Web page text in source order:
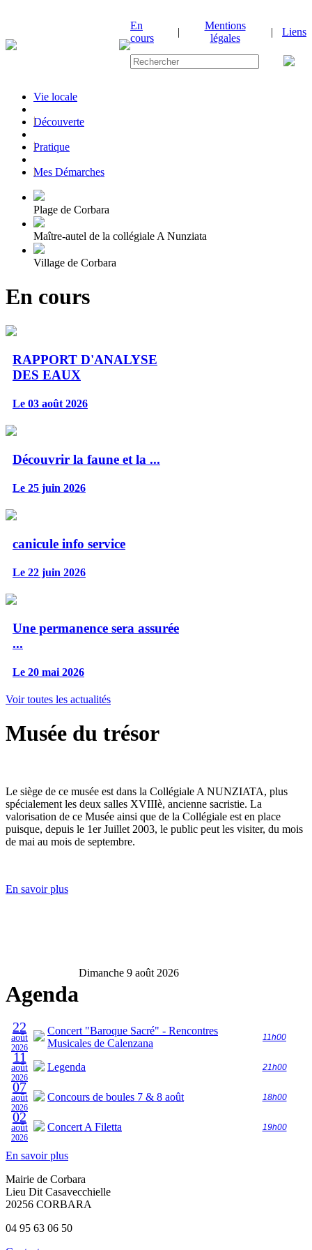
En
cours
|
Mentions
légales
| Liens
Vie locale
|Découverte
|Pratique
|Mes Démarches
Plage de Corbara
Maître-autel de la collégiale A Nunziata
Village de Corbara
En cours
RAPPORT D'ANALYSE
DES EAUX
Le 03 août 2026
Découvrir la faune et la ...
Le 25 juin 2026
canicule info service
Le 22 juin 2026
Une permanence sera assurée
...
Le 20 mai 2026
Voir toutes les actualités
Musée du trésor
Le siège de ce musée est dans la Collégiale A NUNZIATA, plus
spécialement les deux salles XVIIIè, ancienne sacristie. La
valorisation de ce Musée ainsi que de la Collégiale est en place
puisque, depuis le 1er Juillet 2003, le public peut les visiter, du mois
de mai au mois de septembre.
En savoir plus
Agenda
Dimanche 9 août 2026
22
août
2026
Concert "Baroque Sacré" - Rencontres
Musicales de Calenzana
11h00
11
août
2026
Legenda 21h00
07
août
2026
Concours de boules 7 & 8 août 18h00
02
août
2026
Concert A Filetta 19h00
En savoir plus
Mairie de Corbara
Lieu Dit Casavecchielle
20256 CORBARA
04 95 63 06 50